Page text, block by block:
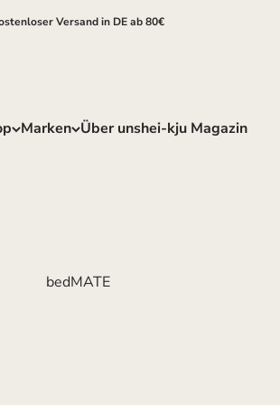
Versand in DE ab 80€
Marken Über unshei-kju Magazin